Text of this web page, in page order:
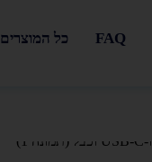
FAQ כל המוצרים